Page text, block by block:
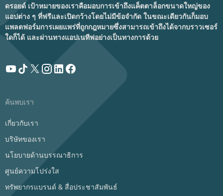
ดรอยด์ เป้าหมายของเราคือมอบการเข้าถึงแค็ตตาล็อกขนาดใหญ่ของ
แอปต่าง ๆ ที่ฟรีและเปิดกว้างโดยไม่มีข้อจำกัด ในขณะเดียวกันก็มอบ
แพลตฟอร์มการเผยแพร่ที่ถูกกฎหมายซึ่งสามารถเข้าถึงได้จากบราวเซอร์
ใดก็ได้ และผ่านทางแอปเนทีฟอย่างเป็นทางการด้วย
ค้นพบเรา
เกี่ยวกับเรา
บริษัทของเรา
นโยบายด้านบรรณาธิการ
ศูนย์ความโปร่งใส
ทรัพยากรแบรนด์ & สื่อประชาสัมพันธ์